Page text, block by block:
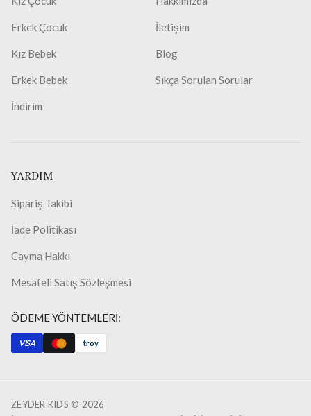
Erkek Çocuk
Kız Bebek
Erkek Bebek
İndirim
İletişim
Blog
Sıkça Sorulan Sorular
YARDIM
Sipariş Takibi
İade Politikası
Cayma Hakkı
Mesafeli Satış Sözleşmesi
ÖDEME YÖNTEMLERİ:
VISA troy
ZEYDER KIDS © 2026